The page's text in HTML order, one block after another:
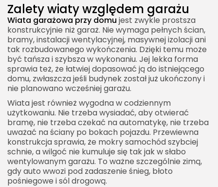
Zalety wiaty względem garażu
Wiata garażowa przy domu jest zwykle prostsza
konstrukcyjnie niż garaż. Nie wymaga pełnych ścian,
bramy, instalacji wentylacyjnej, masywnej izolacji ani
tak rozbudowanego wykończenia. Dzięki temu może
być tańsza i szybsza w wykonaniu. Jej lekka forma
sprawia też, że łatwiej dopasować ją do istniejącego
domu, zwłaszcza jeśli budynek został już ukończony i
nie planowano wcześniej garażu.
Wiata jest również wygodna w codziennym
użytkowaniu. Nie trzeba wysiadać, aby otwierać
bramę, nie trzeba czekać na automatykę, nie trzeba
uważać na ściany po bokach pojazdu. Przewiewna
konstrukcja sprawia, że mokry samochód szybciej
schnie, a wilgoć nie kumuluje się tak jak w słabo
wentylowanym garażu. To ważne szczególnie zimą,
gdy auto wwozi pod zadaszenie śnieg, błoto
pośniegowe i sól drogową.
Konserwacja wiaty garażowej
Wiata garażowa przy domu a wartość
nieruchomości
Kiedy najlepiej zaplanować budowę wiaty?
Wiata garażowa przy domu jako rozsądny
kompromis
Dobrze zaprojektowana wiata garażowa przy
domu poprawia komfort codziennego życia